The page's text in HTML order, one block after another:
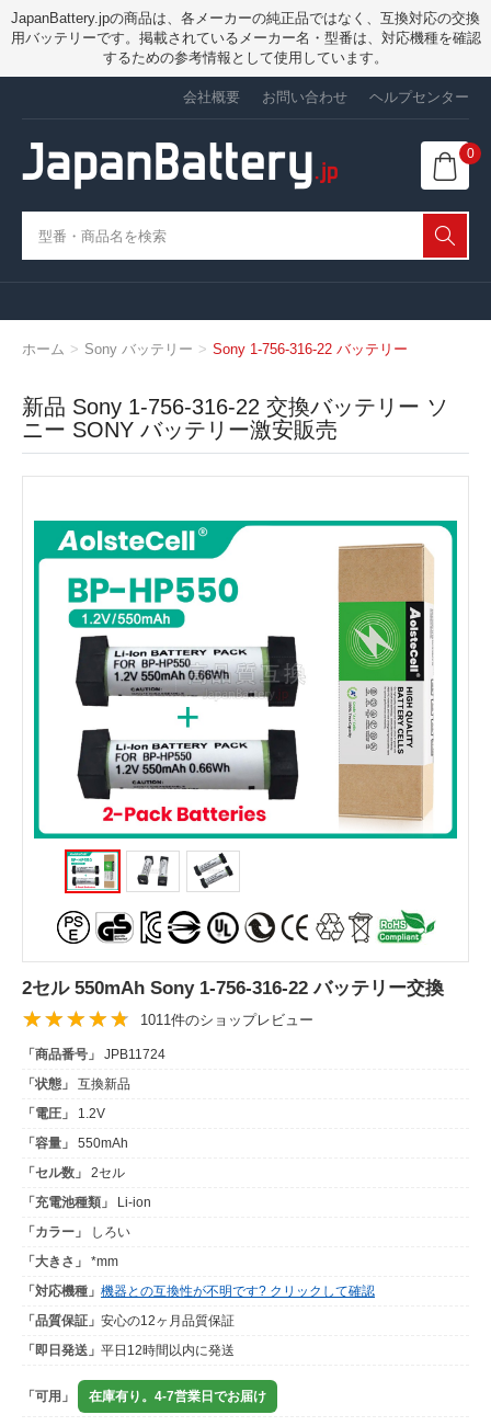
JapanBattery.jpの商品は、各メーカーの純正品ではなく、互換対応の交換
用バッテリーです。掲載されているメーカー名・型番は、対応機種を確認
するための参考情報として使用しています。
会社概要 お問い合わせ ヘルプセンター
0
ホーム Sony バッテリー Sony 1-756-316-22 バッテリー
新品 Sony 1-756-316-22 交換バッテリー ソ
ニー SONY バッテリー激安販売
2セル 550mAh Sony 1-756-316-22 バッテリー交換
1011件のショップレビュー
「商品番号」
JPB11724
「状態」
互換新品
「電圧」
1.2V
「容量」
550mAh
「セル数」
2セル
「充電池種類」
Li-ion
「カラー」
しろい
「大きさ」
*mm
「対応機種」 機器との互換性が不明です? クリックして確認
「品質保証」 安心の12ヶ月品質保証
「即日発送」 平日12時間以内に発送
「可用」 在庫有り。4-7営業日でお届け